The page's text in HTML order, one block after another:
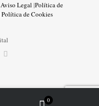
Aviso Legal |Política de
Política de Cookies
0